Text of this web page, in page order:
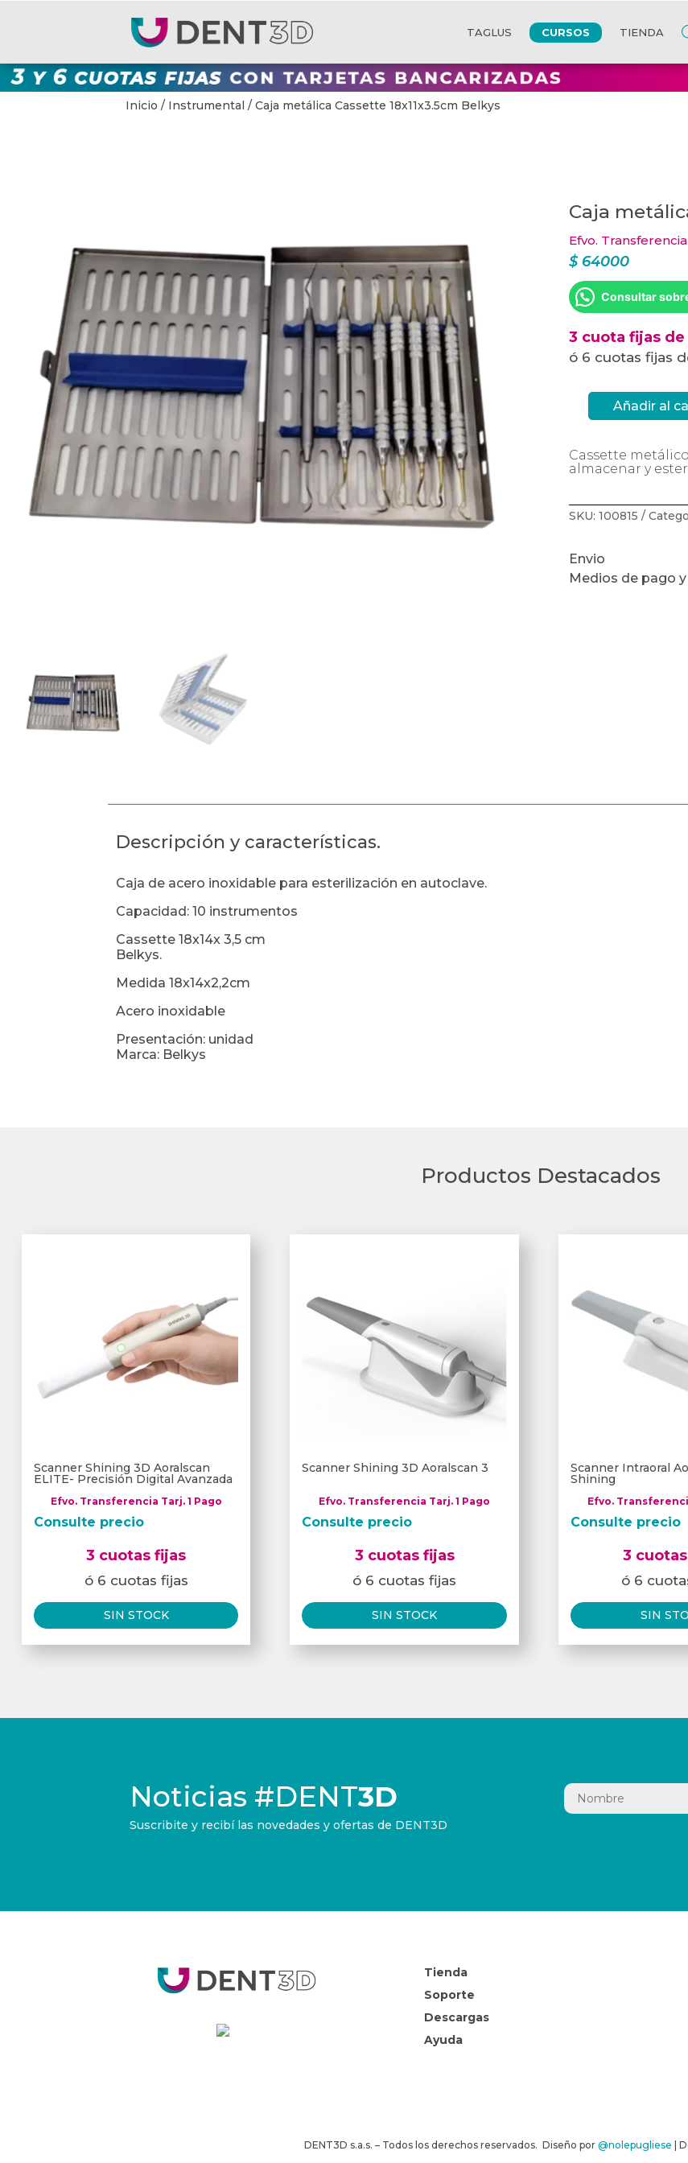
TAGLUS CURSOS TIENDA
Inicio / Instrumental / Caja metálica Cassette 18x11x3.5cm Belkys
Caja
Efvo.
$64000
Consultar
3 cuota fijas de
ó 6 cuotas fijas
metálica
Belkys
cantidad
Añadir al
Cassette metálico
almacenar y
SKU:100815
Envio
Medios de pago
Descripción y características.
Caja de acero inoxidable para esterilización en autoclave.
Capacidad: 10 instrumentos
Cassette 18x14x 3,5 cm
Belkys.
Medida 18x14x2,2cm
Acero inoxidable
Presentación: unidad
Marca: Belkys
Productos Destacados
Scanner Shining 3D Aoralscan
ELITE- Precisión Digital Avanzada
Efvo. Transferencia Tarj. 1 Pago
Consulte precio
3 cuotas fijas
ó 6 cuotas fijas
SIN STOCK
Scanner Shining 3D Aoralscan 3
Efvo. Transferencia Tarj. 1 Pago
Consulte precio
3 cuotas fijas
ó 6 cuotas fijas
SIN STOCK
Scanner Intraoral
Shining
Efvo.
Consulte precio
3
ó 6
SIN
Noticias #DENT3D
Suscribite y recibí las novedades y ofertas de DENT3D
Tienda
Soporte
Descargas
Ayuda
DENT3D s.a.s. – Todos los derechos reservados. Diseño por @nolepugliese |